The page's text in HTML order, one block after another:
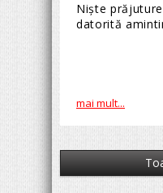
Nişte
datorită
mai mult...